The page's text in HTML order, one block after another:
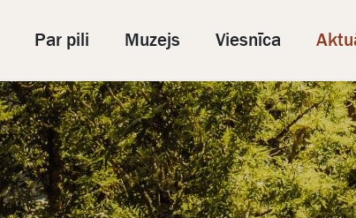
Par pili Muzejs Viesnīca